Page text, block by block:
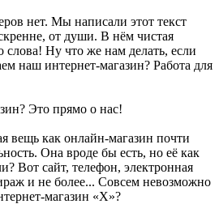
нет. Мы написали этот текст
от души. В нём чистая
слова! Ну что же нам делать, если
наш интернет-магазин? Работа для
Это прямо о нас!
вещь как онлайн-магазин почти
Она вроде бы есть, но её как
Вот сайт, телефон, электронная
и не более... Совсем невозможно
магазин «Х»?